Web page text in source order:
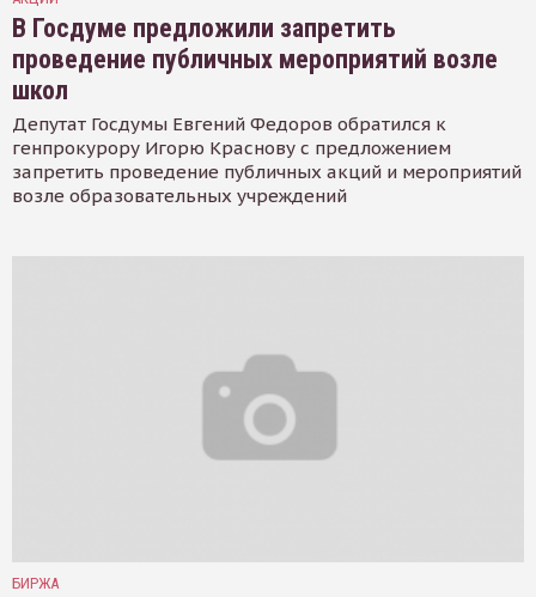
В Госдуме предложили запретить
проведение публичных мероприятий возле
школ
Депутат Госдумы Евгений Федоров обратился к
генпрокурору Игорю Краснову с предложением
запретить проведение публичных акций и мероприятий
возле образовательных учреждений
БИРЖА